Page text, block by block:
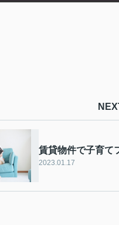
賃貸物件で子育て
2023.01.17